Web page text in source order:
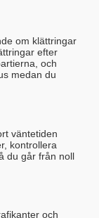
om klättringar
efter
och
medan du
väntetiden
kontrollera
du går från noll
och